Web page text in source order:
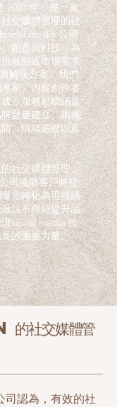
2022 年，是一家
交媒體管理的社
media 公司
創意與科技，為
最貼近市場需求
解決方案。我們
家、內容創作者
，服務範疇涵蓋
聲量建立、網絡
、情緒追蹤以及
社交媒體管理，
司協助客戶將社
光轉化為可持續
法不僅能提升品
social media 推
的重要力量。
社交媒體管
司認為，有效的社